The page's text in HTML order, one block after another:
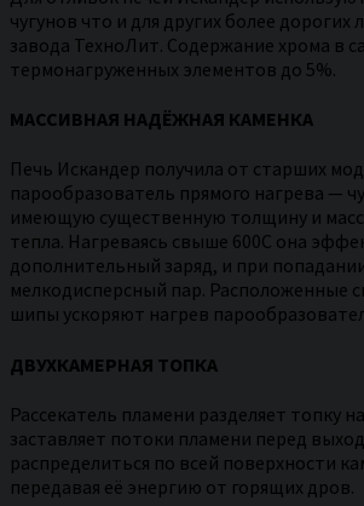
чугунов что и для других более дорогих
завода ТехноЛит. Содержание хрома в
термонагруженных элементов до 5%.
МАССИВНАЯ НАДЁЖНАЯ КАМЕНКА
Печь Искандер получила от старших
парообразователь прямого нагрева —
имеющую существенную толщину и
тепла. Нагреваясь свыше 600С она
дополнительный заряд, и при
мелкодисперсный пар. Расположенные
шипы ускоряют нагрев
ДВУХКАМЕРНАЯ ТОПКА
Рассекатель пламени разделяет топку
заставляет потоки пламени перед
распределиться по всей поверхности
передавая её энергию от горящих дров.